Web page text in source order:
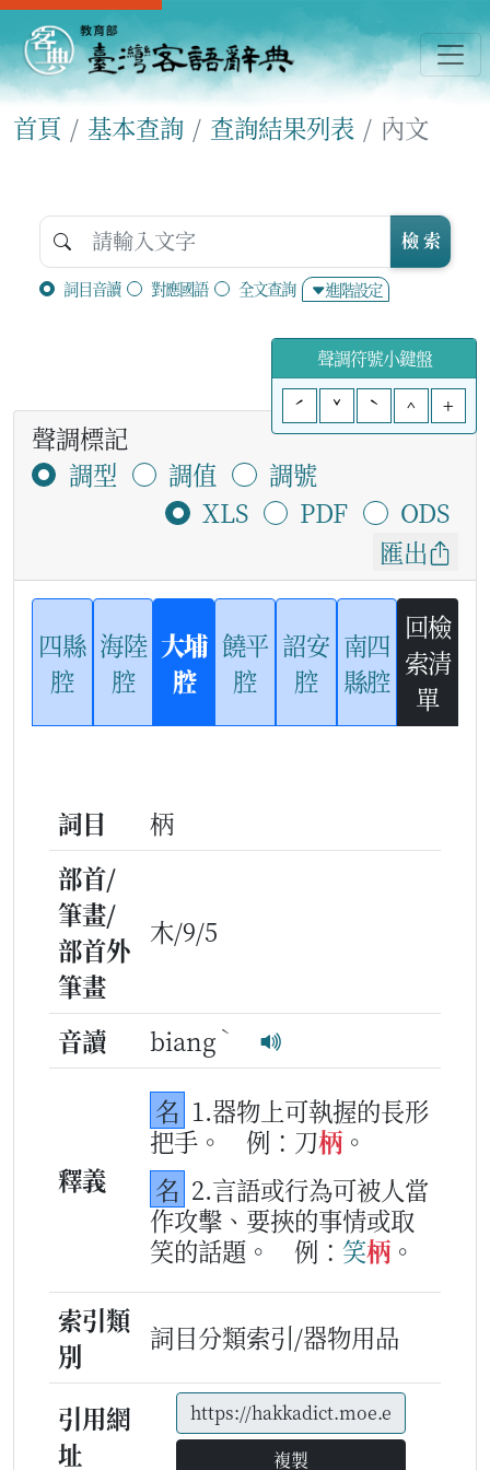
首頁 基本查詢 查詢結果列表 內文
詞目音讀 對應國語 全文查詢 進階設定
檢 索
聲調符號小鍵盤
ˊ
ˇ ˋ ^ +
聲調標記
調型
調值
調號
XLS
PDF
ODS
匯出
四縣
腔
海陸
腔
大埔
腔
饒平
腔
詔安
腔
南四
縣腔
回檢
索清
單
詞目
柄
部首/
筆畫/
部首外
筆畫
木/9/5
音讀 biang ˋ
釋義
名 1.器物上可執握的長形
把手。
例：刀柄 。
名 2.言語或行為可被人當
作攻擊、要挾的事情或取
笑的話題。
例： 笑柄 。
索引類
別
詞目分類索引/器物用品
引用網
址
複製